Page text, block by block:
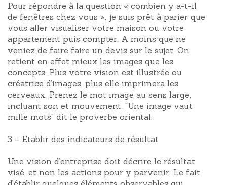
Pour répondre à la question « combien y a-t-il
de fenêtres chez vous », je suis prêt à parier que
vous aller visualiser votre maison ou votre
appartement puis compter. A moins que ne
veniez de faire faire un devis sur le sujet. On
retient en effet mieux les images que les
concepts. Plus votre vision est illustrée ou
créatrice d’images, plus elle imprimera les
cerveaux. Prenez le mot image au sens large,
incluant son et mouvement. "Une image vaut
mille mots" dit le proverbe oriental.
3 – Etablir des indicateurs de résultat
Une vision d’entreprise doit décrire le résultat
visé, et non les actions pour y parvenir. Le fait